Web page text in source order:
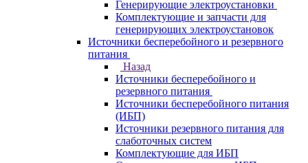
Генерирующие электроустановки
Комплектующие и запчасти для
генерирующих электроустановок
Источники бесперебойного и резервного
питания
Назад
Источники бесперебойного и
резервного питания
Источники бесперебойного питания
(ИБП)
Источники резервного питания для
слаботочных систем
Комплектующие для ИБП